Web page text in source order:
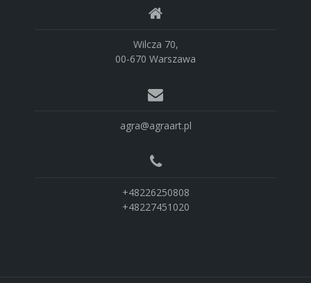
Wilcza 70,
00-670 Warszawa
agra@agraart.pl
+48226250808
+48227451020